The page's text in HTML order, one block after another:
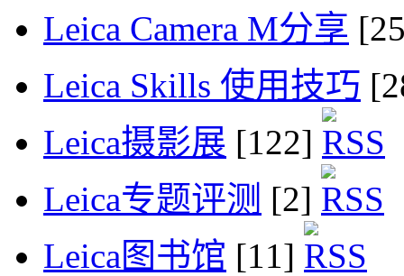
Leica Camera M分享
Leica Skills 使用技巧
Leica摄影展 [122]
Leica专题评测 [2]
Leica图书馆 [11]